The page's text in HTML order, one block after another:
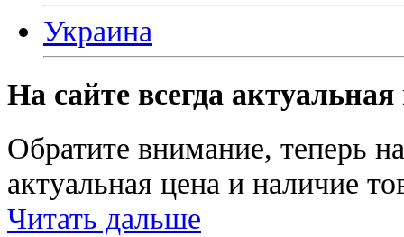
Украина
На сайте всегда
Обратите внимание, теперь
актуальная цена и наличие
Читать дальше